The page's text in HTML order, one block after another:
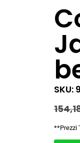
SKU:
**Prezzi